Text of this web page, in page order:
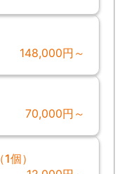
148,000円～
70,000円～
個）